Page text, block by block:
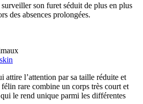
son furet séduit de plus en plus
des absences prolongées.
attire l’attention par sa taille réduite et
rare combine un corps très court et
le rend unique parmi les différentes